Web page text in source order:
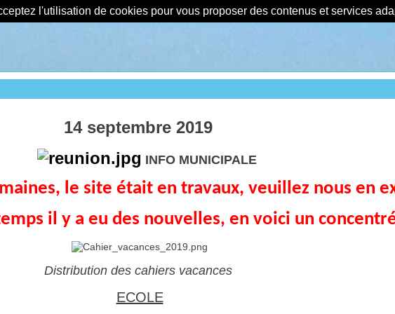
l'utilisation de cookies pour vous proposer des contenus et services
14 septembre 2019
INFO MUNICIPALE
le site était en travaux, veuillez nous en
il y a eu des nouvelles, en voici un
Distribution des cahiers vacances
ECOLE